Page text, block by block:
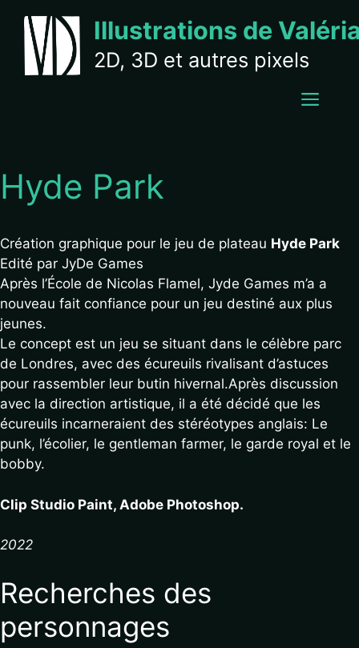
contenu
Illustrations de
2D, 3D et autres pixels
Hyde Park
Création graphique pour le jeu de plateau Hyde Park
Edité par JyDe Games
Après l’École de Nicolas Flamel, Jyde Games m’a a
nouveau fait confiance pour un jeu destiné aux plus
jeunes.
Le concept est un jeu se situant dans le célèbre parc
de Londres, avec des écureuils rivalisant d’astuces
pour rassembler leur butin hivernal.Après discussion
avec la direction artistique, il a été décidé que les
écureuils incarneraient des stéréotypes anglais: Le
punk, l’écolier, le gentleman farmer, le garde royal et le
bobby.
Clip Studio Paint, Adobe Photoshop.
2022
Recherches des
personnages